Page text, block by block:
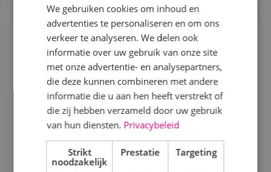
Specialisme
Beveiligingstechniek
Elektrotechniek
Energietechniek
Staf
Uitvoerder Werktuigbouwkunde
Werktuigbouwkunde MBO
Kaatsheuvel
Ben je enthousiast, gedreven en heb je stevige
schouders? Geloof je in de kracht van
groei van onze vestiging in Kaatsheuvel?
Bekijk vacature
We gebruiken cookies om inhoud en
advertenties te personaliseren en om ons
verkeer te analyseren. We delen ook
informatie over uw gebruik van onze site
met onze advertentie- en analysepartners,
die deze kunnen combineren met andere
informatie die u aan hen heeft verstrekt of
die zij hebben verzameld door uw gebruik
van hun diensten. Privacybeleid
Strikt
noodzakelijk
Prestatie Targeting